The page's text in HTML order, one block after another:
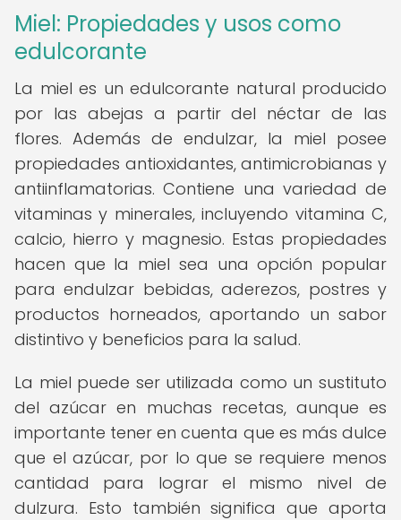
Miel: Propiedades y usos como
edulcorante
La miel es un edulcorante natural producido
por las abejas a partir del néctar de las
flores. Además de endulzar, la miel posee
propiedades antioxidantes, antimicrobianas y
antiinflamatorias. Contiene una variedad de
vitaminas y minerales, incluyendo vitamina C,
calcio, hierro y magnesio. Estas propiedades
hacen que la miel sea una opción popular
para endulzar bebidas, aderezos, postres y
productos horneados, aportando un sabor
distintivo y beneficios para la salud.
La miel puede ser utilizada como un sustituto
del azúcar en muchas recetas, aunque es
importante tener en cuenta que es más dulce
que el azúcar, por lo que se requiere menos
cantidad para lograr el mismo nivel de
dulzura. Esto también significa que aporta